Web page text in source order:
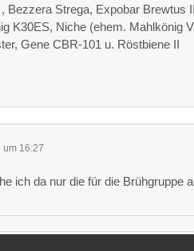
Bezzera Strega, Expobar Brewtus
K30ES, Niche (ehem. Mahlkönig
Gene CBR-101 u. Röstbiene II
um 16:27
ich da nur die für die Brühgruppe